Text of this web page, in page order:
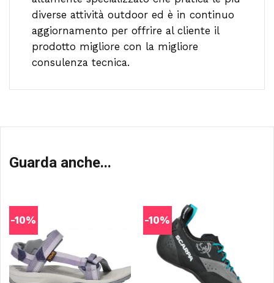
diverse attività outdoor ed è in continuo
aggiornamento per offrire al cliente il
prodotto migliore con la migliore
consulenza tecnica.
Guarda anche...
-10% -10%